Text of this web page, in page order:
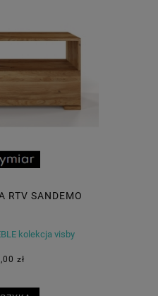
RTV SANDEMO
kolekcja visby
zł